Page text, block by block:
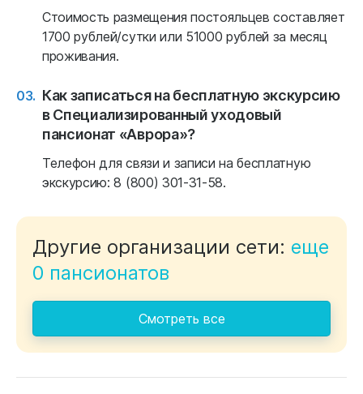
Стоимость размещения постояльцев составляет
1700 рублей/сутки или 51000 рублей за месяц
проживания.
Как записаться на бесплатную экскурсию
в Специализированный уходовый
пансионат «Аврора»?
Телефон для связи и записи на бесплатную
экскурсию: 8 (800) 301-31-58.
Другие организации сети: еще
0 пансионатов
Смотреть все